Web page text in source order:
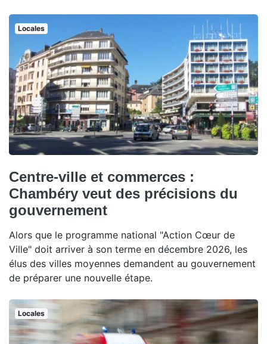
Locales
Centre-ville et commerces :
Chambéry veut des précisions du
gouvernement
Alors que le programme national "Action Cœur de
Ville" doit arriver à son terme en décembre 2026, les
élus des villes moyennes demandent au gouvernement
de préparer une nouvelle étape.
Locales